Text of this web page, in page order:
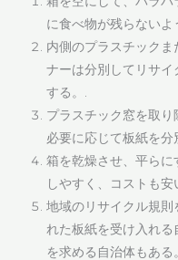
に食べ物が残らないよ
内側のプラスチック
ナーは分別してリサ
する。.
プラスチック窓を取り
必要に応じて板紙を分
箱を乾燥させ、平ら
しやすく、コストも安
地域のリサイクル規則
れた板紙を受け入れ
を求める自治体もある